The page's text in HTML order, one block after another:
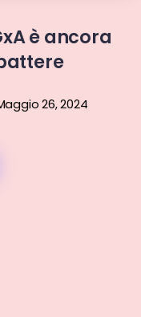
è ancora
26, 2024